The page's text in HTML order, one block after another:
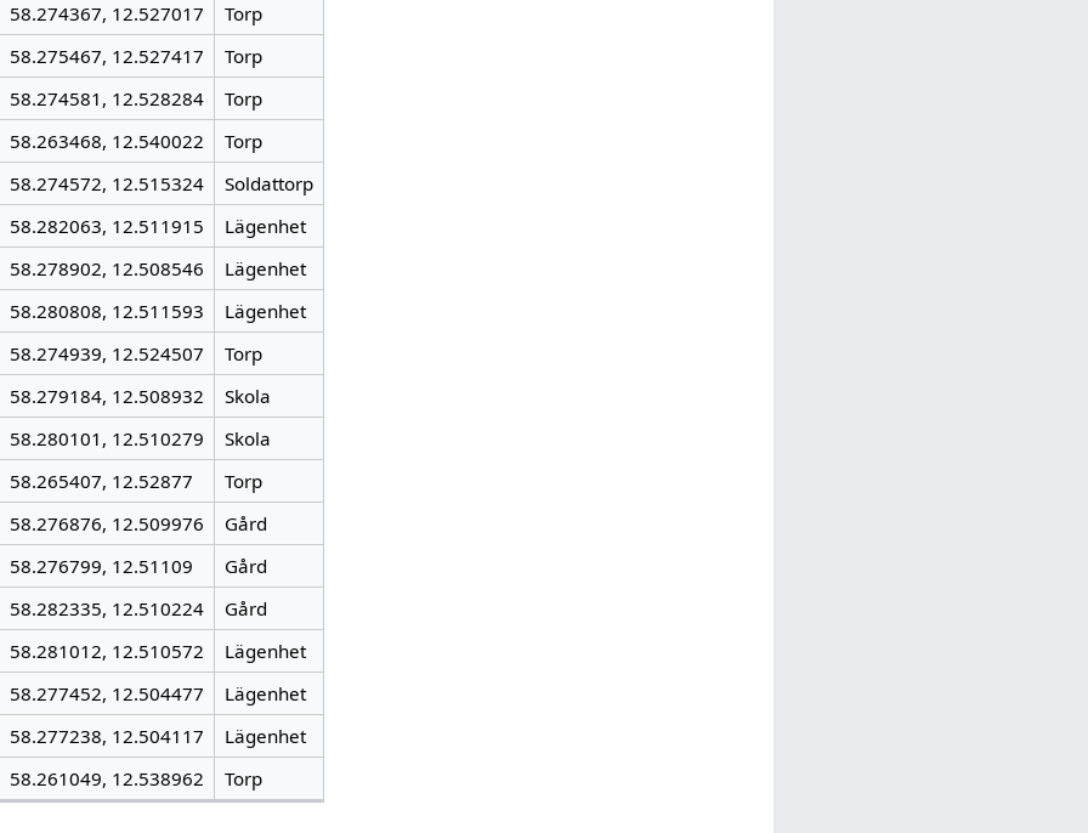
58.274367, 12.527017
Torp
58.275467, 12.527417
Torp
58.274581, 12.528284
Torp
58.263468, 12.540022
Torp
58.274572, 12.515324
Soldattorp
58.282063, 12.511915
Lägenhet
58.278902, 12.508546
Lägenhet
58.280808, 12.511593
Lägenhet
58.274939, 12.524507
Torp
58.279184, 12.508932
Skola
58.280101, 12.510279
Skola
58.265407, 12.52877
Torp
58.276876, 12.509976
Gård
58.276799, 12.51109
Gård
58.282335, 12.510224
Gård
58.281012, 12.510572
Lägenhet
58.277452, 12.504477
Lägenhet
58.277238, 12.504117
Lägenhet
58.261049, 12.538962
Torp